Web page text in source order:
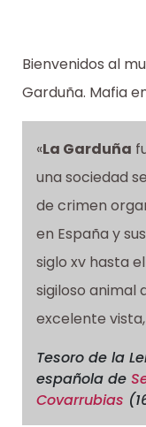
Bienvenidos al
Garduña. Mafia
«La Garduña
una sociedad
de crimen
en España y
siglo xv hasta
sigiloso animal
excelente
Tesoro de la
española de
Covarrubias